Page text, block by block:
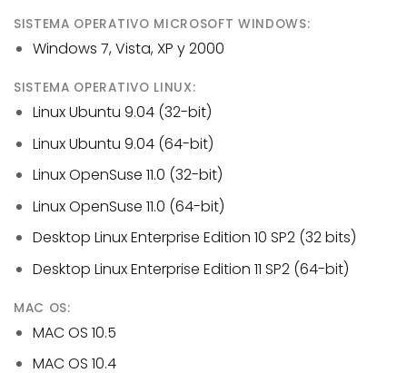
SISTEMA OPERATIVO MICROSOFT WINDOWS:
Windows 7, Vista, XP y 2000
SISTEMA OPERATIVO LINUX:
Linux Ubuntu 9.04 (32-bit)
Linux Ubuntu 9.04 (64-bit)
Linux OpenSuse 11.0 (32-bit)
Linux OpenSuse 11.0 (64-bit)
Desktop Linux Enterprise Edition 10 SP2 (32 bits)
Desktop Linux Enterprise Edition 11 SP2 (64-bit)
MAC OS:
MAC OS 10.5
MAC OS 10.4